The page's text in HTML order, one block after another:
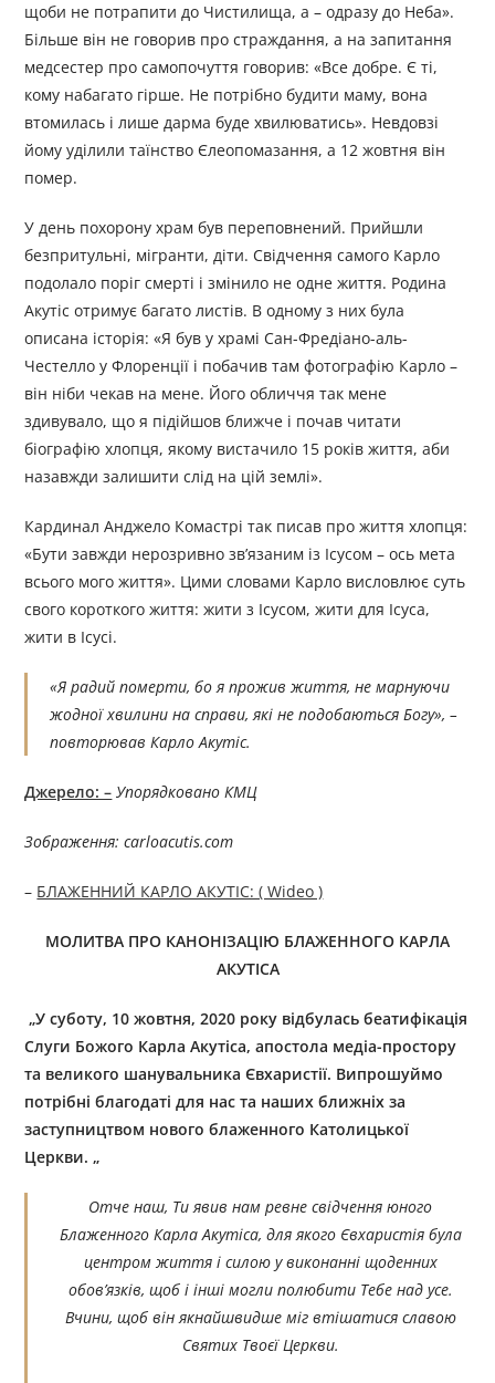
щоби не потрапити до Чистилища, а – одразу до Неба».
Більше він не говорив про страждання, а на запитання
медсестер про самопочуття говорив: «Все добре. Є ті,
кому набагато гірше. Не потрібно будити маму, вона
втомилась і лише дарма буде хвилюватись». Невдовзі
йому уділили таїнство Єлеопомазання, а 12 жовтня він
помер.
У день похорону храм був переповнений. Прийшли
безпритульні, мігранти, діти. Свідчення самого Карло
подолало поріг смерті і змінило не одне життя. Родина
Акутіс отримує багато листів. В одному з них була
описана історія: «Я був у храмі Сан-Фредіано-аль-
Честелло у Флоренції і побачив там фотографію Карло –
він ніби чекав на мене. Його обличчя так мене
здивувало, що я підійшов ближче і почав читати
біографію хлопця, якому вистачило 15 років життя, аби
назавжди залишити слід на цій землі».
Кардинал Анджело Комастрі так писав про життя хлопця:
«Бути завжди нерозривно зв’язаним із Ісусом – ось мета
всього мого життя». Цими словами Карло висловлює суть
свого короткого життя: жити з Ісусом, жити для Ісуса,
жити в Ісусі.
«Я радий померти, бо я прожив життя, не марнуючи
жодної хвилини на справи, які не подобаються Богу», –
повторював Карло Акутіс.
Джерело: – Упорядковано КМЦ
Зображення: carloacutis.com
– БЛАЖЕННИЙ КАРЛО АКУТІС: ( Wideo )
МОЛИТВА ПРО КАНОНІЗАЦІЮ БЛАЖЕННОГО КАРЛА
АКУТІСА
„У суботу, 10 жовтня,2020 року відбулась беатифікація
Слуги Божого Карла Акутіса, апостола медіа-простору
та великого шанувальника Євхаристії. Випрошуймо
потрібні благодаті для нас та наших ближніх за
заступництвом нового блаженного Католицької
Церкви. „
Отче наш, Ти явив нам ревне свідчення юного
Блаженного Карла Акутіса, для якого Євхаристія була
центром життя і силою у виконанні щоденних
обов’язків, щоб і інші могли полюбити Тебе над усе.
Вчини, щоб він якнайшвидше міг втішатися славою
Святих Твоєї Церкви.